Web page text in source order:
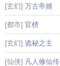
[玄幻] 万古帝婿
[都市] 官榜
[玄幻] 诡秘之主
[仙侠] 凡人修仙传